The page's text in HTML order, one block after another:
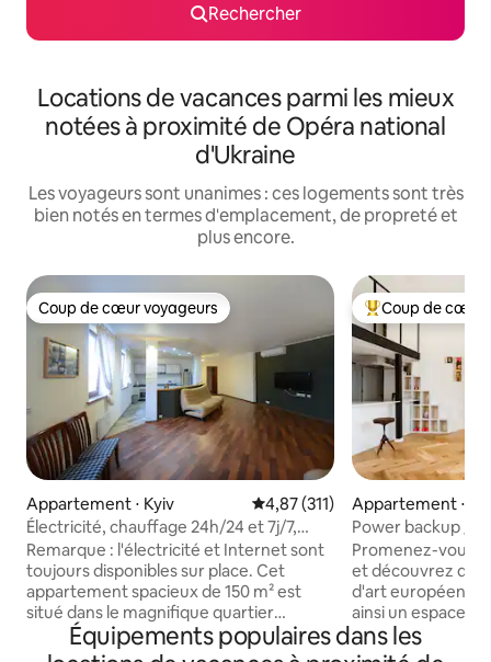
Rechercher
Locations de vacances parmi les mieux
notées à proximité de Opéra national
d'Ukraine
Les voyageurs sont unanimes : ces logements sont très
bien notés en termes d'emplacement, de propreté et
plus encore.
Coup de cœur voyageurs
Coup de cœur voyageurs
Appartement ⋅ Kyiv Évaluation moyenne sur la
4,87 (311)
Électricité, chauffage 24h/24 et 7j/7,
centre de Kiev, 4 chambres
Remarque : l'électricité et Internet sont
toujours disponibles sur place. Cet
appartement spacieux de 150 m² est
situé dans le magnifique quartier
historique de Kiev, au cœur de la ville. Il
s'agit d'un appartement récemment
Coups de cœur
Coup de cœur
Appartement ⋅
Power backup /
Promenez-vous
et découvrez des
d'art européen
ainsi un espace
C'est un refuge
point de départ
Équipements populaires dans les